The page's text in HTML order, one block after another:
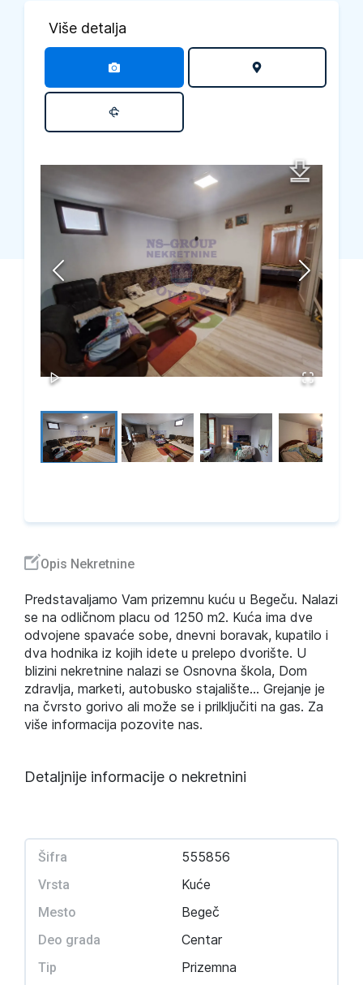
Više detalja
Opis Nekretnine
Predstavaljamo Vam prizemnu kuću u Begeču. Nalazi
se na odličnom placu od 1250 m2. Kuća ima dve
odvojene spavaće sobe, dnevni boravak, kupatilo i
dva hodnika iz kojih idete u prelepo dvorište. U
blizini nekretnine nalazi se Osnovna škola, Dom
zdravlja, marketi, autobusko stajalište... Grejanje je
na čvrsto gorivo ali može se i prilključiti na gas. Za
više informacija pozovite nas.
Detaljnije informacije o nekretnini
Šifra 555856
Vrsta Kuće
Mesto Begeč
Deo grada Centar
Tip Prizemna